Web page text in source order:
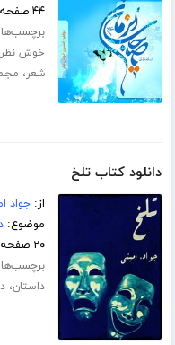
۴۴ صفحه
خوش نظر
شعر،
دانلود کتاب تلخ
از:جواد
موضوع:
۲۰ صفحه
داستان،